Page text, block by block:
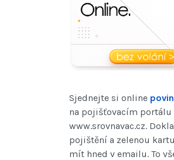
Sjednejte si online
na pojišťovacím portálu
www.srovnavac.cz.
pojištění a zelenou
mít hned v emailu. To